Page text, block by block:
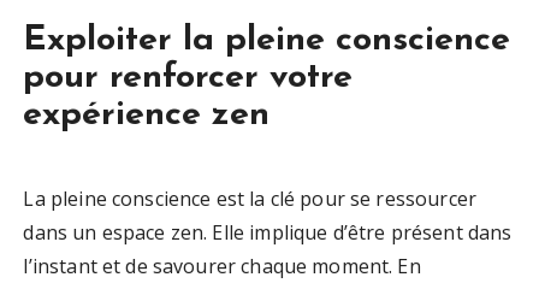
Exploiter la pleine conscience
pour renforcer votre
expérience zen
La pleine conscience est la clé pour se ressourcer
dans un espace zen. Elle implique d’être présent dans
l’instant et de savourer chaque moment. En